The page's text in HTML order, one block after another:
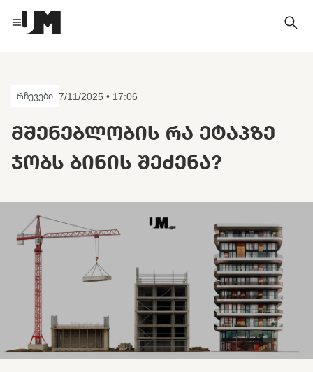
რჩევები 7/11/2025 • 17:06
ᲛᲨᲔᲜᲔᲑᲚᲝᲑᲘᲡ ᲠᲐ ᲔᲢᲐᲞᲖᲔ
ᲯᲝᲑᲡ ᲑᲘᲜᲘᲡ ᲨᲔᲫᲔᲜᲐ?